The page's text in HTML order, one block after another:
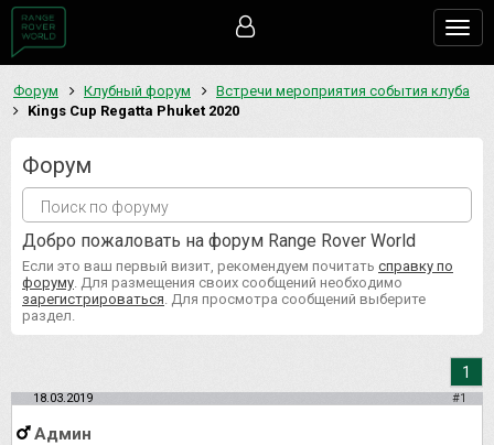
Форум Клубный форум
Встречи мероприятия события клуба
Kings Cup Regatta Phuket 2020
Форум
Добро пожаловать на форум Range Rover World
Если это ваш первый визит, рекомендуем почитать справку по
форуму . Для размещения своих сообщений необходимо
зарегистрироваться . Для просмотра сообщений выберите
раздел.
1
18.03.2019 #1
Админ